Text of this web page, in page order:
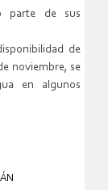
parte de sus
de
noviembre, se
en algunos